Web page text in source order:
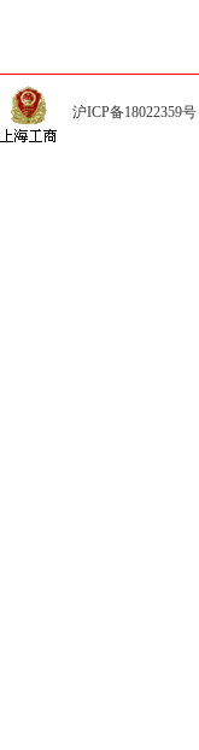
沪ICP备18022359号